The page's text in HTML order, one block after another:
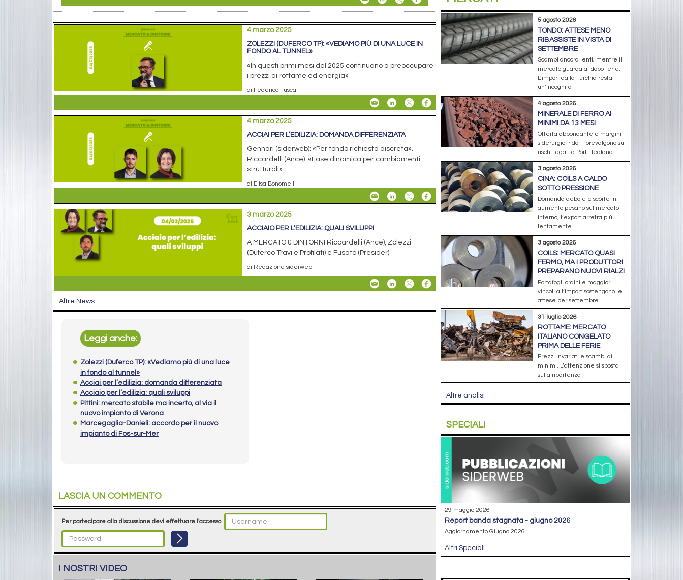
4 marzo 2025
ZOLEZZI (DUFERCO TP): «VEDIAMO PIÙ DI UNA LUCE IN
FONDO AL TUNNEL»
«In questi primi mesi del 2025 continuano a preoccupare
i prezzi di rottame ed energia»
di Federico Fusca
4 marzo 2025
ACCIAI PER L’EDILIZIA: DOMANDA DIFFERENZIATA
Gennari (siderweb): «Per tondo richiesta discreta».
Riccardelli (Ance): «Fase dinamica per cambiamenti
strutturali»
di Elisa Bonomelli
3 marzo 2025
ACCIAIO PER L’EDILIZIA: QUALI SVILUPPI
A MERCATO & DINTORNI Riccardelli (Ance), Zolezzi
(Duferco Travi e Profilati) e Fusato (Presider)
di Redazione siderweb
Altre News
Leggi anche:
Zolezzi (Duferco TP): «Vediamo più di una luce
in fondo al tunnel»
Acciai per l’edilizia: domanda differenziata
Acciaio per l’edilizia: quali sviluppi
Pittini: mercato stabile ma incerto, al via il
nuovo impianto di Verona
Marcegaglia-Danieli: accordo per il nuovo
impianto di Fos-sur-Mer
LASCIA UN COMMENTO
Per partecipare alla discussione devi effettuare l'accesso
I NOSTRI VIDEO
5 agosto 2026
TONDO: ATTESE MENO
RIBASSISTE IN VISTA DI
SETTEMBRE
Scambi ancora lenti, mentre il
mercato guarda al dopo ferie.
L’import dalla Turchia resta
un’incognita
4 agosto 2026
MINERALE DI FERRO AI
MINIMI DA 13 MESI
Offerta abbondante e margini
siderurgici ridotti prevalgono sui
rischi legati a Port Hedland
3 agosto 2026
CINA: COILS A CALDO
SOTTO PRESSIONE
Domanda debole e scorte in
aumento pesano sul mercato
interno; l’export arretra più
lentamente
3 agosto 2026
COILS: MERCATO QUASI
FERMO, MA I PRODUTTORI
PREPARANO NUOVI RIALZI
Portafogli ordini e maggiori
vincoli all’import sostengono le
attese per settembre
31 luglio 2026
ROTTAME: MERCATO
ITALIANO CONGELATO
PRIMA DELLE FERIE
Prezzi invariati e scambi ai
minimi. L’attenzione si sposta
sulla ripartenza
Altre analisi
SPECIALI
29 maggio 2026
report banda stagnata - giugno 2026
Aggiornamento Giugno 2026
Altri Speciali